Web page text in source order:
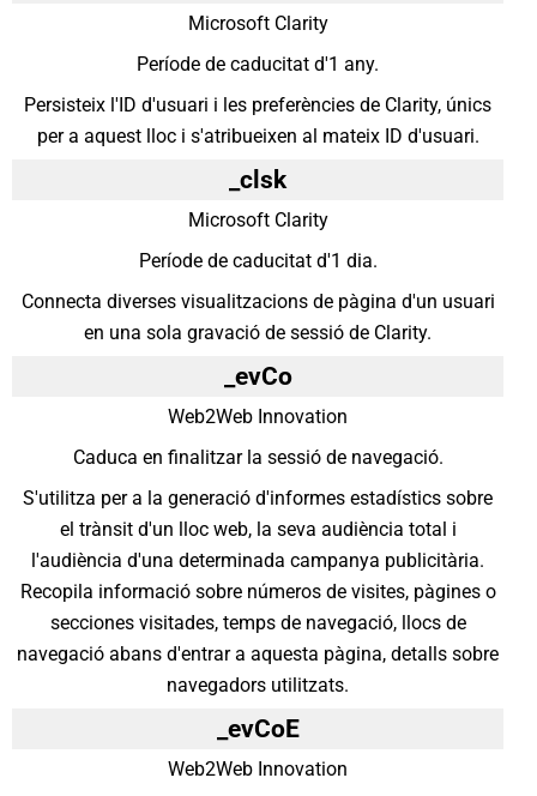
Microsoft Clarity
Període de caducitat d'1 any.
Persisteix l'ID d'usuari i les preferències de Clarity, únics
per a aquest lloc i s'atribueixen al mateix ID d'usuari.
_clsk
Microsoft Clarity
Període de caducitat d'1 dia.
Connecta diverses visualitzacions de pàgina d'un usuari
en una sola gravació de sessió de Clarity.
_evCo
Web2Web Innovation
Caduca en finalitzar la sessió de navegació.
S'utilitza per a la generació d'informes estadístics sobre
el trànsit d'un lloc web, la seva audiència total i
l'audiència d'una determinada campanya publicitària.
Recopila informació sobre números de visites, pàgines o
secciones visitades, temps de navegació, llocs de
navegació abans d'entrar a aquesta pàgina, detalls sobre
navegadors utilitzats.
_evCoE
Web2Web Innovation